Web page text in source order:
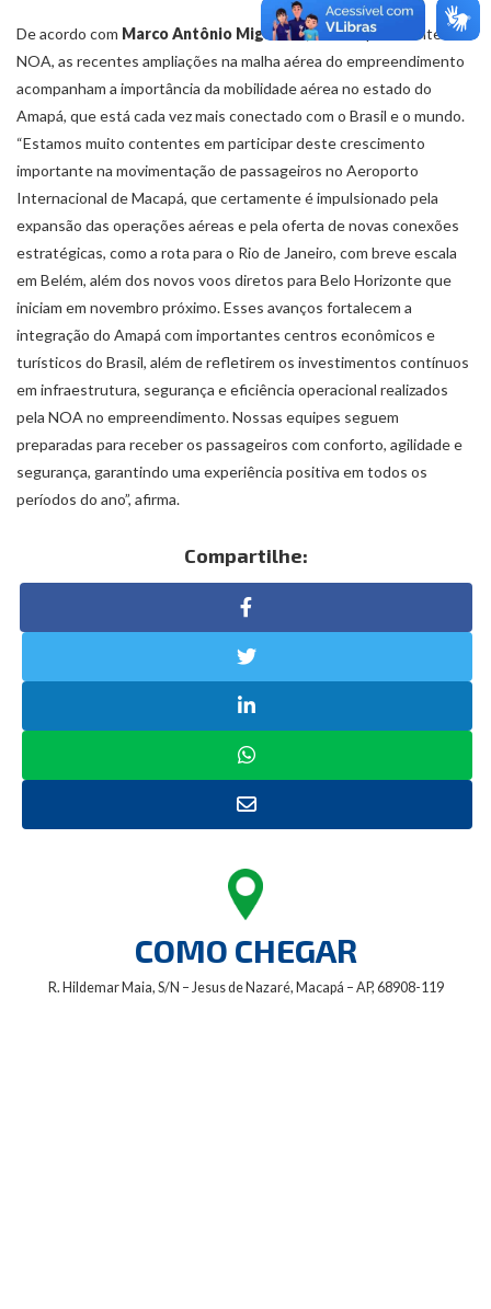
De acordo com Marco Antônio Migliorini, diretor-presidente da
NOA, as recentes ampliações na malha aérea do empreendimento
acompanham a importância da mobilidade aérea no estado do
Amapá, que está cada vez mais conectado com o Brasil e o mundo.
“Estamos muito contentes em participar deste crescimento
importante na movimentação de passageiros no Aeroporto
Internacional de Macapá, que certamente é impulsionado pela
expansão das operações aéreas e pela oferta de novas conexões
estratégicas, como a rota para o Rio de Janeiro, com breve escala
em Belém, além dos novos voos diretos para Belo Horizonte que
iniciam em novembro próximo. Esses avanços fortalecem a
integração do Amapá com importantes centros econômicos e
turísticos do Brasil, além de refletirem os investimentos contínuos
em infraestrutura, segurança e eficiência operacional realizados
pela NOA no empreendimento. Nossas equipes seguem
preparadas para receber os passageiros com conforto, agilidade e
segurança, garantindo uma experiência positiva em todos os
períodos do ano”, afirma.
Compartilhe:
COMO CHEGAR
R. Hildemar Maia, S/N – Jesus de Nazaré, Macapá – AP, 68908-119